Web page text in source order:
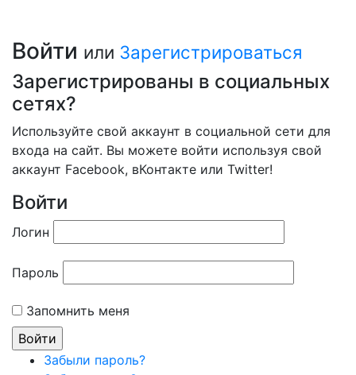
Войти или Зарегистрироваться
Зарегистрированы в социальных
сетях?
Используйте свой аккаунт в социальной сети для
входа на сайт. Вы можете войти используя свой
аккаунт Facebook, вКонтакте или Twitter!
Войти
Логин
Пароль
Запомнить меня
Забыли пароль?